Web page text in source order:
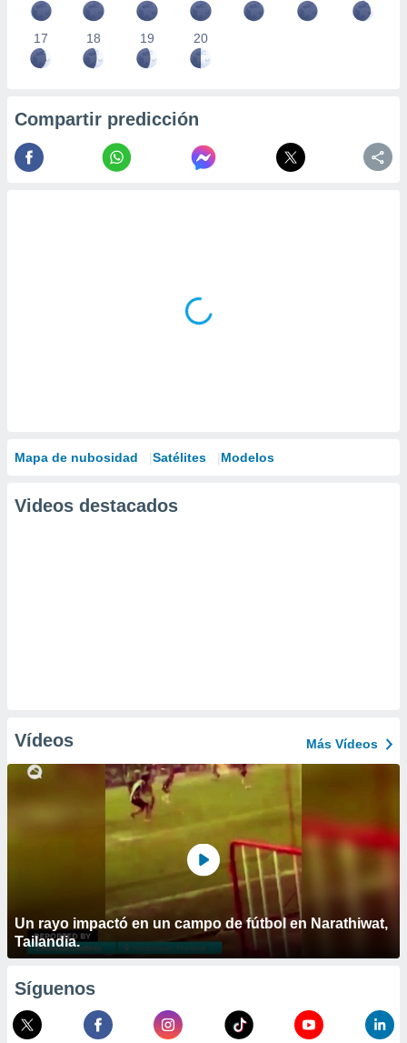
17 18 19 20
Compartir predicción
Mapa de nubosidad Satélites Modelos
Videos destacados
Vídeos Más Vídeos
Un rayo impactó en un campo de fútbol en Narathiwat,
Tailandia.
Síguenos